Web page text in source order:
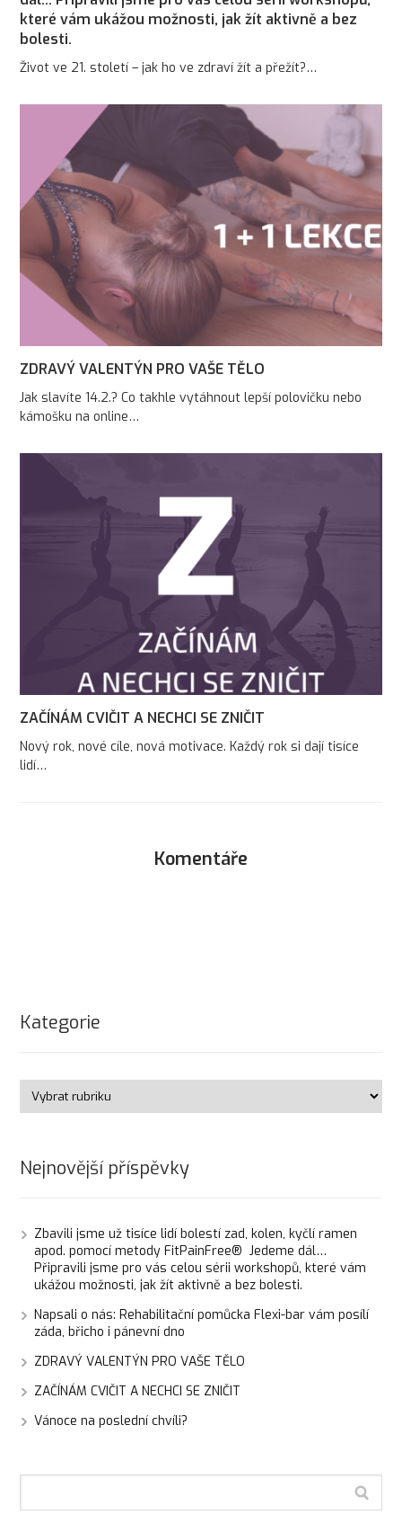
které vám ukážou možnosti, jak žít aktivně a bez
bolesti.
Život ve 21. století – jak ho ve zdraví žít a přežít?…
ZDRAVÝ VALENTÝN PRO VAŠE TĚLO
Jak slavíte 14.2.? Co takhle vytáhnout lepší polovičku nebo
kámošku na online…
ZAČÍNÁM CVIČIT A NECHCI SE ZNIČIT
Nový rok, nové cíle, nová motivace. Každý rok si dají tisíce
lidí…
Komentáře
Kategorie
Nejnovější příspěvky
Zbavili jsme už tisíce lidí bolestí zad, kolen, kyčlí ramen
apod. pomocí metody FitPainFree® Jedeme dál…
Připravili jsme pro vás celou sérii workshopů, které vám
ukážou možnosti, jak žít aktivně a bez bolesti.
Napsali o nás: Rehabilitační pomůcka Flexi-bar vám posílí
záda, břicho i pánevní dno
ZDRAVÝ VALENTÝN PRO VAŠE TĚLO
ZAČÍNÁM CVIČIT A NECHCI SE ZNIČIT
Vánoce na poslední chvíli?